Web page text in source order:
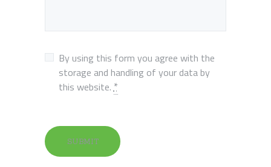
By using this form you agree with the
storage and handling of your data by
this website.*